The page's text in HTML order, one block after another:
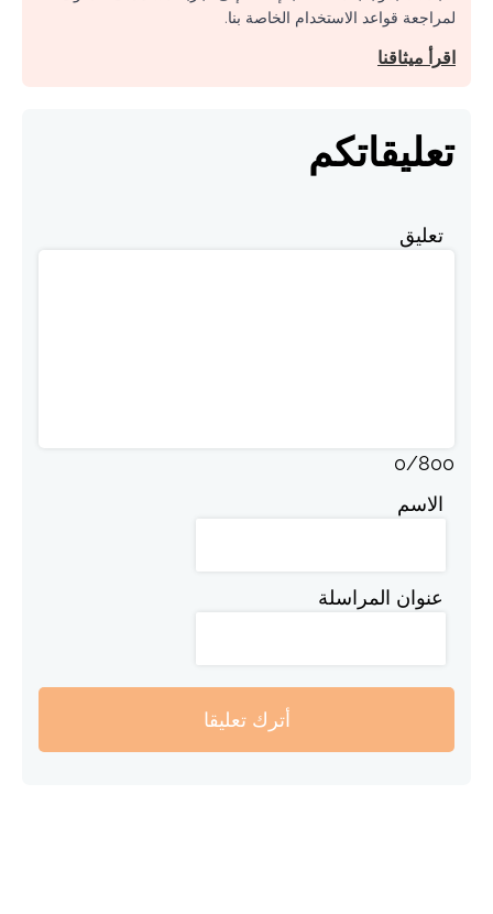
لمراجعة قواعد الاستخدام الخاصة بنا.
اقرأ ميثاقنا
تعليقاتكم
تعليق
0/800
الاسم
عنوان المراسلة
أترك تعليقا